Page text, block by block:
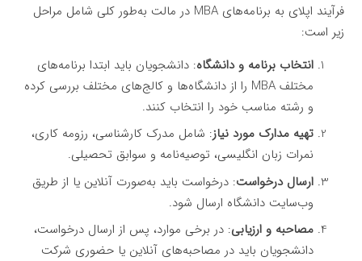
فرآیند اپلای به برنامه‌های MBA در مالت به‌طور کلی شامل مراحل
زیر است:
انتخاب برنامه و دانشگاه: دانشجویان باید ابتدا برنامه‌های
مختلف MBA را از دانشگاه‌ها و کالج‌های مختلف بررسی کرده
و رشته مناسب خود را انتخاب کنند.
تهیه مدارک مورد نیاز: شامل مدرک کارشناسی، رزومه کاری،
نمرات زبان انگلیسی، توصیه‌نامه و سوابق تحصیلی.
ارسال درخواست: درخواست باید به‌صورت آنلاین یا از طریق
وب‌سایت دانشگاه ارسال شود.
مصاحبه و ارزیابی: در برخی موارد، پس از ارسال درخواست،
دانشجویان باید در مصاحبه‌های آنلاین یا حضوری شرکت